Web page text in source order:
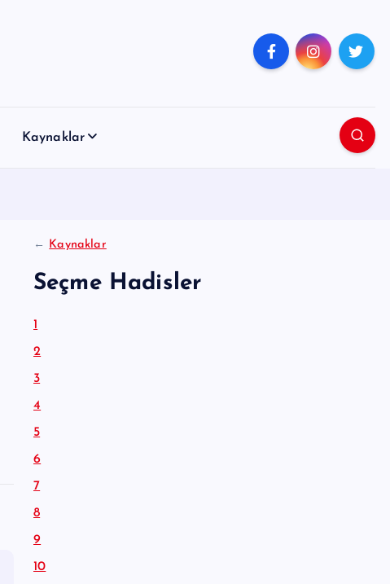
Kaynaklar
← Kaynaklar
Seçme Hadisler
1
2
3
4
5
6
7
8
9
10